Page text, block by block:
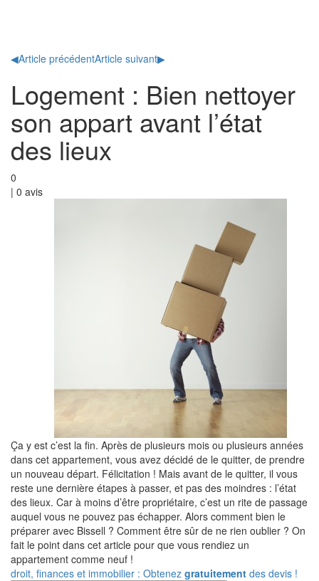
◀Article précédentArticle suivant▶
Logement : Bien nettoyer
son appart avant l’état
des lieux
0
| 0 avis
Ça y est c’est la fin. Après de plusieurs mois ou plusieurs années
dans cet appartement, vous avez décidé de le quitter, de prendre
un nouveau départ. Félicitation ! Mais avant de le quitter, il vous
reste une dernière étapes à passer, et pas des moindres : l’état
des lieux. Car à moins d’être propriétaire, c’est un rite de passage
auquel vous ne pouvez pas échapper. Alors comment bien le
préparer avec Bissell ? Comment être sûr de ne rien oublier ? On
fait le point dans cet article pour que vous rendiez un
appartement comme neuf !
droit, finances et immobilier : Obtenez gratuitement des devis !